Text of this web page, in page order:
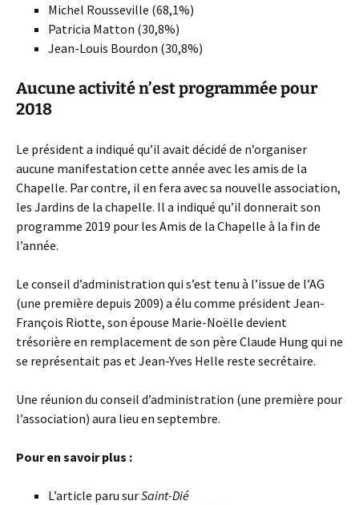
Michel Rousseville (68,1%)
Patricia Matton (30,8%)
Jean-Louis Bourdon (30,8%)
Aucune activité n’est programmée pour
2018
Le président a indiqué qu’il avait décidé de n’organiser
aucune manifestation cette année avec les amis de la
Chapelle. Par contre, il en fera avec sa nouvelle association,
les Jardins de la chapelle. Il a indiqué qu’il donnerait son
programme 2019 pour les Amis de la Chapelle à la fin de
l’année.
Le conseil d’administration qui s’est tenu à l’issue de l’AG
(une première depuis 2009) a élu comme président Jean-
François Riotte, son épouse Marie-Noëlle devient
trésorière en remplacement de son père Claude Hung qui ne
se représentait pas et Jean-Yves Helle reste secrétaire.
Une réunion du conseil d’administration (une première pour
l’association) aura lieu en septembre.
Pour en savoir plus :
L’article paru surSaint-Dié